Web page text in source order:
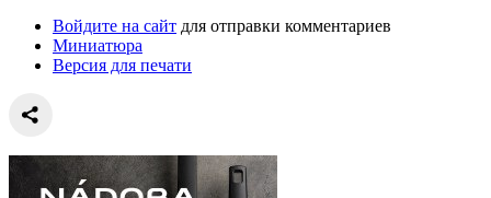
Войдите на сайт для отправки комментариев
Миниатюра
Версия для печати